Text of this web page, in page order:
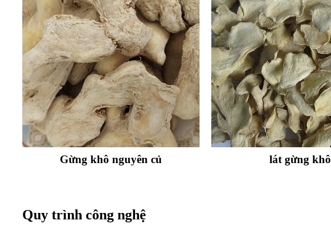
Gừng khô nguyên củ lát gừng khô
Quy trình công nghệ